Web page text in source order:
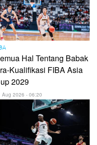
Hal Tentang Babak
Kualifikasi FIBA ​​Asia
2029
Aug 2026 - 06:20